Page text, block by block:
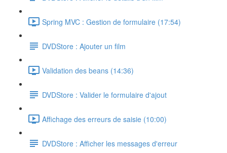
Spring MVC : Gestion de formulaire (17:54)
DVDStore : Ajouter un film
Validation des beans (14:36)
DVDStore : Valider le formulaire d'ajout
Affichage des erreurs de saisie (10:00)
DVDStore : Afficher les messages d'erreur